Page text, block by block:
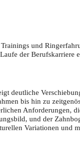
und
der Berufskarriere
deutliche
bis hin zu
Anforderungen,
und der
Variationen und